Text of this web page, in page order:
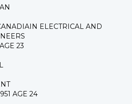
ELECTRICAL AND
23
AGE 24